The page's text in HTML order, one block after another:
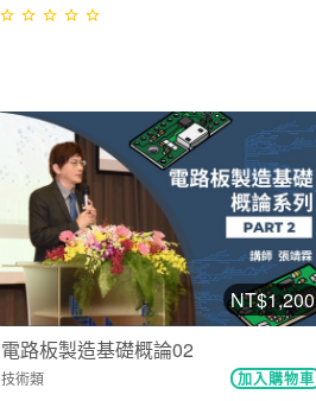
NT$1,200
電路板製造基礎概論02
技術類 加入購物車